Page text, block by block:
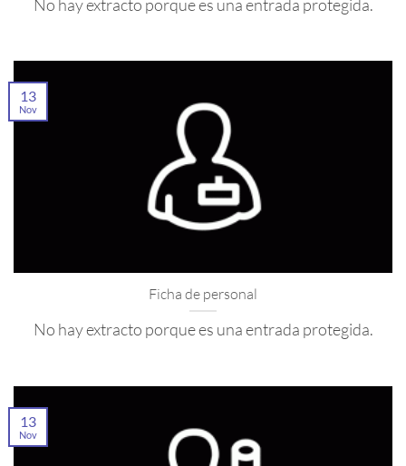
No hay extracto porque es una entrada protegida.
Ficha de personal
No hay extracto porque es una entrada protegida.
13
Nov
13
Nov